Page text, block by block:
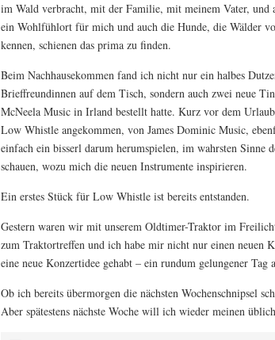
im Wald verbracht, mit der Familie, mit meinem Vater, und
ein Wohlfühlort für mich und auch die Hunde, die Wälder
kennen, schienen das prima zu finden.
Beim Nachhausekommen fand ich nicht nur ein halbes
Brieffreundinnen auf dem Tisch, sondern auch zwei neue
McNeela Music in Irland bestellt hatte. Kurz vor dem
Low Whistle angekommen, von James Dominic Music,
einfach ein bisserl darum herumspielen, im wahrsten Sinne
schauen, wozu mich die neuen Instrumente inspirieren.
Ein erstes Stück für Low Whistle ist bereits entstanden.
Gestern waren wir mit unserem Oldtimer-Traktor im
zum Traktortreffen und ich habe mir nicht nur einen neuen
eine neue Konzertidee gehabt – ein rundum gelungener Tag
Ob ich bereits übermorgen die nächsten Wochenschnipsel
Aber spätestens nächste Woche will ich wieder meinen